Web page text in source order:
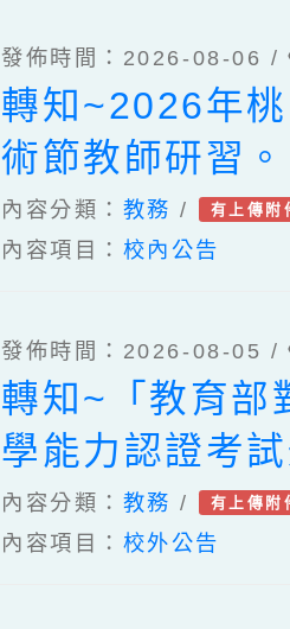
發佈時間：2026-08-06 /
轉知~2026年
術節教師研習。
內容分類： 教務 / 有上傳附
內容項目： 校內公告
發佈時間：2026-08-05 /
轉知~「教育部
學能力認證考
標準」第2條，
於中華民國
內容分類： 教務 / 有上傳附
內容項目： 校外公告